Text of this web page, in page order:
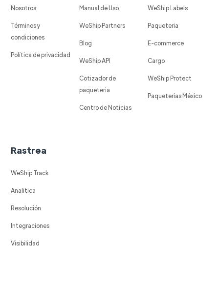
Nosotros
Términos y
condiciones
Política de privacidad
Manual de Uso
WeShip Partners
Blog
WeShip API
Cotizador de
paqueteria
Centro de Noticias
WeShip Labels
Paqueteria
E-commerce
Cargo
WeShip Protect
Paqueterías México
Rastrea
WeShip Track
Analitica
Resolución
Integraciones
Visibilidad